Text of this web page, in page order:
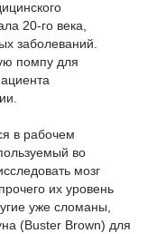
20-го века,
заболеваний.
помпу для
в рабочем
во
мозг
их уровень
уже сломаны,
(Buster Brown) для